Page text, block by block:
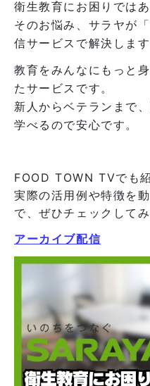
衛生教育にお困りでは
そのお悩み、サラヤが
信サービスで解決します
教育をみんなにもっと
たサービスです。
新人からベテランまで
学べるので安心です。
FOOD TOWN TVでも
実際の活用例や特徴を
で、ぜひチェックして
アーカイブ配信